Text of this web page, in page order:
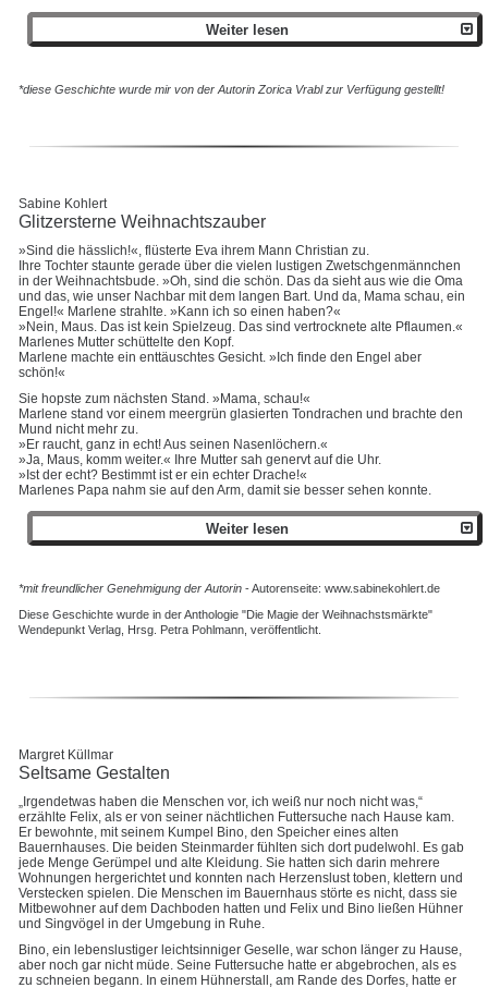
Weiter lesen
*diese Geschichte wurde mir von der Autorin Zorica Vrabl zur Verfügung gestellt!
Sabine Kohlert
Glitzersterne Weihnachtszauber
»Sind die hässlich!«, flüsterte Eva ihrem Mann Christian zu.
Ihre Tochter staunte gerade über die vielen lustigen Zwetschgenmännchen
in der Weihnachtsbude. »Oh, sind die schön. Das da sieht aus wie die Oma
und das, wie unser Nachbar mit dem langen Bart. Und da, Mama schau, ein
Engel!« Marlene strahlte. »Kann ich so einen haben?«
»Nein, Maus. Das ist kein Spielzeug. Das sind vertrocknete alte Pflaumen.«
Marlenes Mutter schüttelte den Kopf.
Marlene machte ein enttäuschtes Gesicht. »Ich finde den Engel aber
schön!«
Sie hopste zum nächsten Stand. »Mama, schau!«
Marlene stand vor einem meergrün glasierten Tondrachen und brachte den
Mund nicht mehr zu.
»Er raucht, ganz in echt! Aus seinen Nasenlöchern.«
»Ja, Maus, komm weiter.« Ihre Mutter sah genervt auf die Uhr.
»Ist der echt? Bestimmt ist er ein echter Drache!«
Marlenes Papa nahm sie auf den Arm, damit sie besser sehen konnte.
Weiter lesen
*mit freundlicher Genehmigung der Autorin - Autorenseite: www.sabinekohlert.de
Diese Geschichte wurde in der Anthologie "Die Magie der Weihnachstsmärkte"
Wendepunkt Verlag, Hrsg. Petra Pohlmann, veröffentlicht.
Margret Küllmar
Seltsame Gestalten
„Irgendetwas haben die Menschen vor, ich weiß nur noch nicht was,“
erzählte Felix, als er von seiner nächtlichen Futtersuche nach Hause kam.
Er bewohnte, mit seinem Kumpel Bino, den Speicher eines alten
Bauernhauses. Die beiden Steinmarder fühlten sich dort pudelwohl. Es gab
jede Menge Gerümpel und alte Kleidung. Sie hatten sich darin mehrere
Wohnungen hergerichtet und konnten nach Herzenslust toben, klettern und
Verstecken spielen. Die Menschen im Bauernhaus störte es nicht, dass sie
Mitbewohner auf dem Dachboden hatten und Felix und Bino ließen Hühner
und Singvögel in der Umgebung in Ruhe.
Bino, ein lebenslustiger leichtsinniger Geselle, war schon länger zu Hause,
aber noch gar nicht müde. Seine Futtersuche hatte er abgebrochen, als es
zu schneien begann. In einem Hühnerstall, am Rande des Dorfes, hatte er